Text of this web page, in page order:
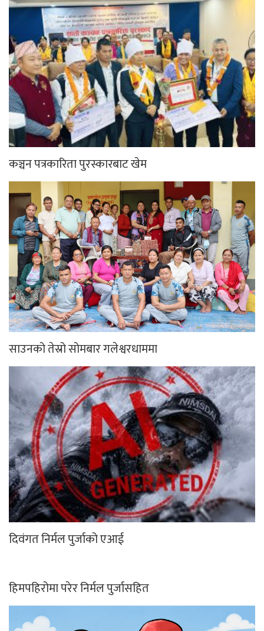
कञ्चन पत्रकारिता पुरस्कारबाट खेम
साउनको तेस्रो सोमबार गलेश्वरधाममा
दिवंगत निर्मल पुर्जाको एआई
हिमपहिरोमा परेर निर्मल पुर्जासहित